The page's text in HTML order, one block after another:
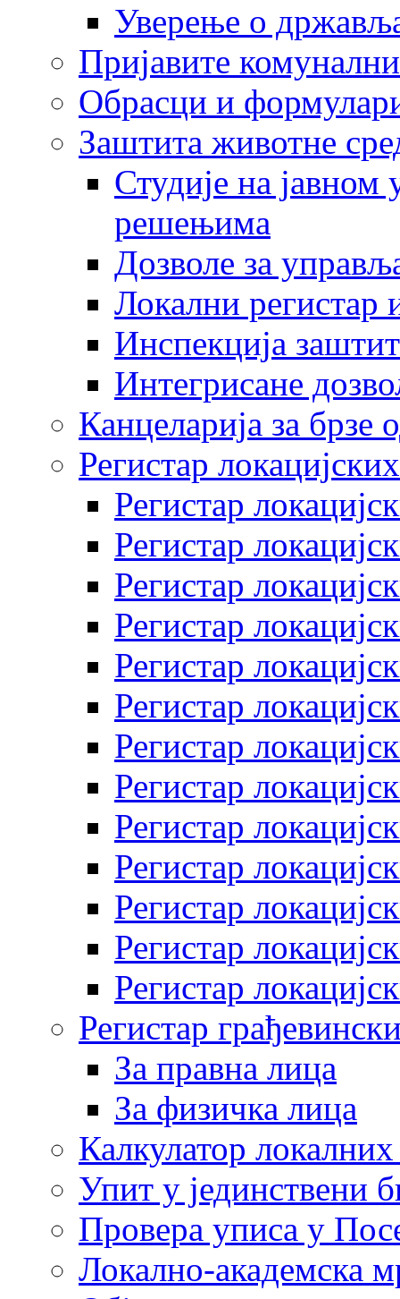
Уверење о
Пријавите
Обрасци и
Заштита животне
Студије на
решењима
Дозволе за
Локални регистар
Инспекција
Интегрисане
Канцеларија за брзе
Регистар
Регистар
Регистар
Регистар
Регистар
Регистар
Регистар
Регистар
Регистар
Регистар
Регистар
Регистар
Регистар
Регистар
Регистар
За правна лица
За физичка лица
Калкулатор
Упит у јединствени
Провера уписа у
Локално-академска